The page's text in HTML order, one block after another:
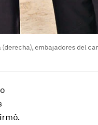
(derecha), embajadores del